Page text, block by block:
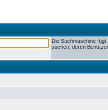
Die Suchmaschine
suchen, deren